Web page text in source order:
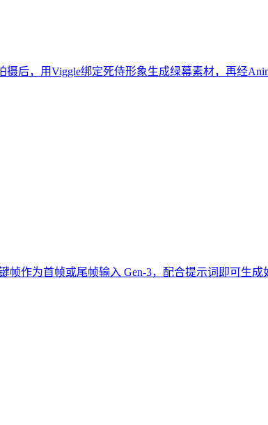
后，用Viggle绑定死侍形象生成绿幕素材，再经
作为首帧或尾帧输入 Gen-3，配合提示词即可生